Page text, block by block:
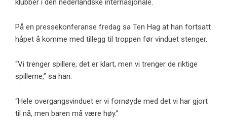
klubber i den nederlandske internasjonale.
På en pressekonferanse fredag ​​sa Ten Hag at han fortsatt
håpet å komme med tillegg til troppen før vinduet stenger.
“Vi trenger spillere, det er klart, men vi trenger de riktige
spillerne,” sa han.
“Hele overgangsvinduet er vi fornøyde med det vi har gjort
til nå, men baren må være høy.”